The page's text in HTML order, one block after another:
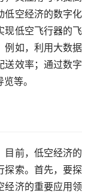
低空经济的数字化
现低空飞行器的飞
例如，利用大数据
送效率；通过数字
等。
目前，低空经济的
探索。首先，要探
经济的重要应用领